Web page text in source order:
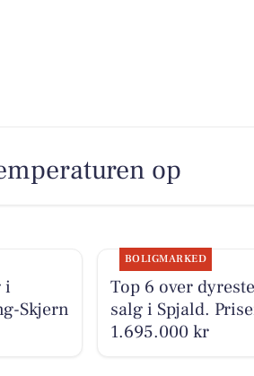
op
i
Skjern
BOLIGMARKED
Top 6 over
salg i Spjald.
1.695.000 kr